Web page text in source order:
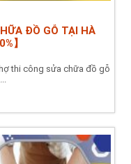
ĐỒ GỖ TẠI HÀ
】
thi công sửa chữa đồ gỗ